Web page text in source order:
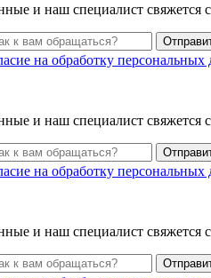
и наш специалист свяжется
на обработку
и наш специалист свяжется
на обработку
и наш специалист свяжется